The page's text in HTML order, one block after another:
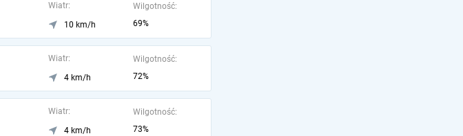
Wiatr:
10 km/h
Wilgotność:
69%
Wiatr:
4 km/h
Wilgotność:
72%
Wiatr:
4 km/h
Wilgotność:
73%